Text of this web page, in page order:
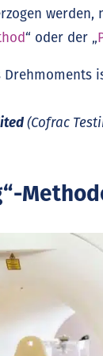
“ oder der „
Drehmoments
(Cofrac